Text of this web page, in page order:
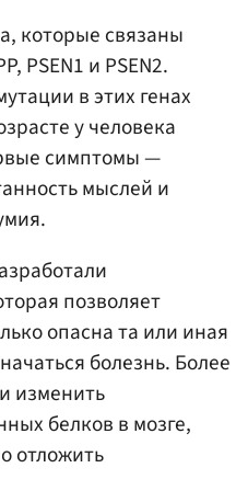
которые связаны
PSEN1 и PSEN2.
в этих генах
у человека
симптомы —
мыслей и
позволяет
опасна та или иная
болезнь. Более
изменить
белков в мозге,
отложить